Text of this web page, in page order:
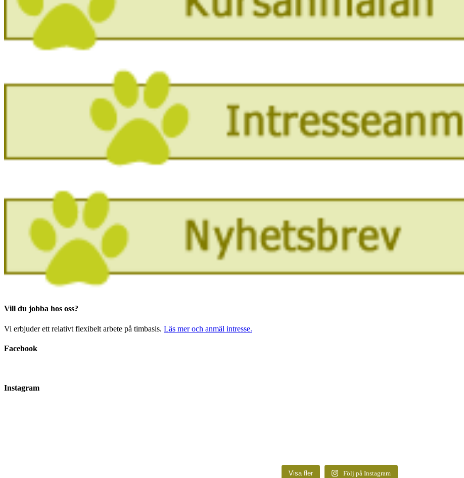
Vill du jobba hos oss?
Vi erbjuder ett relativt flexibelt arbete på timbasis. Läs mer och anmäl intresse.
Facebook
Instagram
Visa fler Följ på Instagram